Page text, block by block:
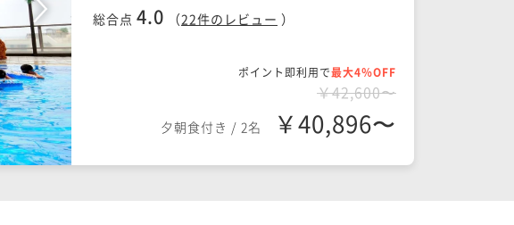
総合点 4.0 （22件のレビュー ）
ポイント即利用で最大4％OFF
￥42,600〜
夕朝食付き / 2名 ￥40,896〜